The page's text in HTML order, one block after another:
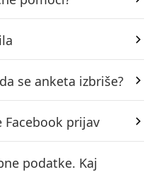
se anketa izbriše?
Facebook prijav
podatke. Kaj